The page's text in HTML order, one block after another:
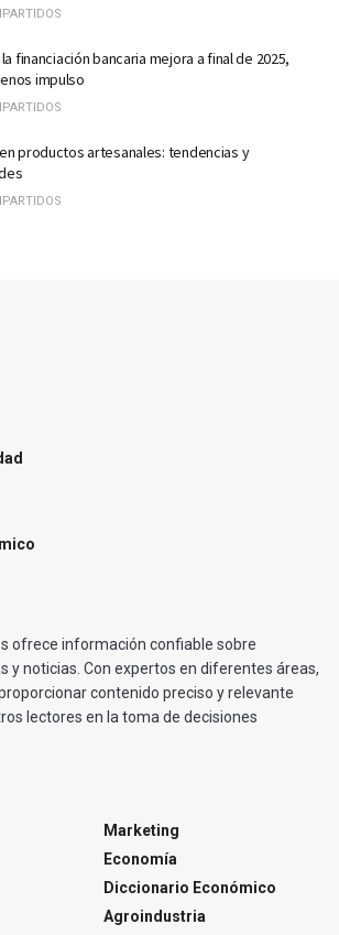
financiación bancaria mejora a final de 2025,
impulso
productos artesanales: tendencias y
ofrece información confiable sobre
y noticias. Con expertos en diferentes áreas,
contenido preciso y relevante
lectores en la toma de decisiones
Marketing
Economía
Diccionario Económico
Agroindustria